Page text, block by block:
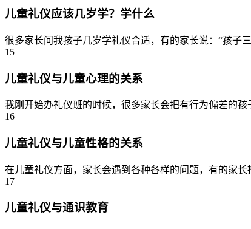
儿童礼仪应该几岁学？学什么
很多家长问我孩子几岁学礼仪合适，有的家长说：“孩子
15
儿童礼仪与儿童心理的关系
我刚开始办礼仪班的时候，很多家长会把有行为偏差的
16
儿童礼仪与儿童性格的关系
在儿童礼仪方面，家长会遇到各种各样的问题，有的家
17
儿童礼仪与通识教育